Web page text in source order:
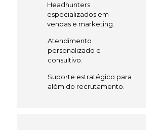
Headhunters
especializados em
vendas e marketing.
Atendimento
personalizado e
consultivo.
Suporte estratégico para
além do recrutamento.